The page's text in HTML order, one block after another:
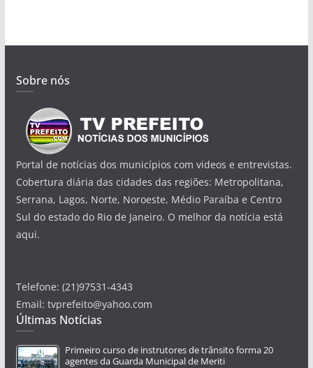
Sobre nós
Portal de notícias dos municípios com videos e entrevistas.
Cobertura diária das cidades das regiões: Metropolitana,
Serrana, Lagos, Norte, Noroeste, Médio Paraíba e Centro
Sul do estado do Rio de Janeiro. O melhor da notícia está
aqui.
Telefone: (21)97531-4343
Email: tvprefeito@yahoo.com
Últimas Notícias
Primeiro curso de instrutores de trânsito forma 20
agentes da Guarda Municipal de Meriti